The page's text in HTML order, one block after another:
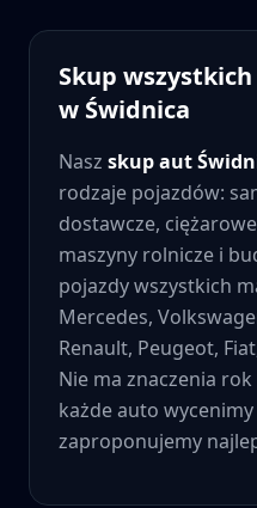
Skup
w Świdnica
Nasz skup aut
rodzaje pojazdów:
dostawcze,
maszyny rolnicze i
pojazdy wszystkich
Mercedes,
Renault, Peugeot,
Nie ma znaczenia
każde auto
zaproponujemy